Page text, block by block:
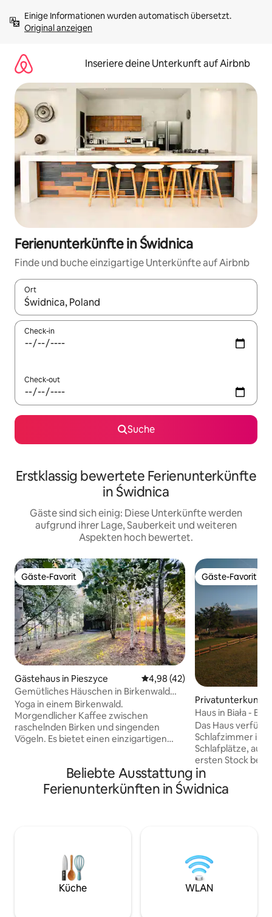
Inhalten
springenOriginal anzeigen
Inseriere deine Unterkunft auf Airbnb
Ferienunterkünfte in Świdnica
Finde und buche einzigartige Unterkünfte auf Airbnb
Ort
Wenn Ergebnisse verfügbar sind, navigiere mit den
Check-in
Check-out
Suche
Erstklassig bewertete Ferienunterkünfte
in Świdnica
Gäste sind sich einig: Diese Unterkünfte werden
aufgrund ihrer Lage, Sauberkeit und weiteren
Aspekten hoch bewertet.
Gäste-Favorit
Gäste-Favorit
Gästehaus in Pieszyce Durchschnittliche Bewertung:
4,98 (42)
Gemütliches Häuschen in Birkenwald
mit Panoramablick auf die Ślęża
Yoga in einem Birkenwald.
Morgendlicher Kaffee zwischen
raschelnden Birken und singenden
Vögeln. Es bietet einen einzigartigen
Einklang mit der Natur, aus Holz gebaut,
das Wasser aus einem Brunnen bezieht
und von der Sonnenenergie
der Sonne. Dank der großen Fenster
wirst du dich wie ein Teil des
Waldökosystems fühlen. Das
Schlafzimmer bietet einen Blick auf
Gäste-Favorit
Gäste-Favorit
Privatunterkunft
Haus in Biała -
Das Haus verfügt
Schlafzimmer im
Schlafplätze, auf
ersten Stock
Badezimmer mit
Erdgeschoss
Wohnzimmer mit
Das Ganze wird
gekrönt, der an
Dekoration als
Auf Wunsch
Beliebte Ausstattung in
Ferienunterkünften in Świdnica
Küche WLAN